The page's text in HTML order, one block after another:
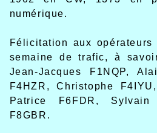
numérique.
Félicitation aux
semaine de trafic, à
Jean-Jacques F1NQP,
F4HZR, Christophe
Patrice F6FDR,
F8GBR.